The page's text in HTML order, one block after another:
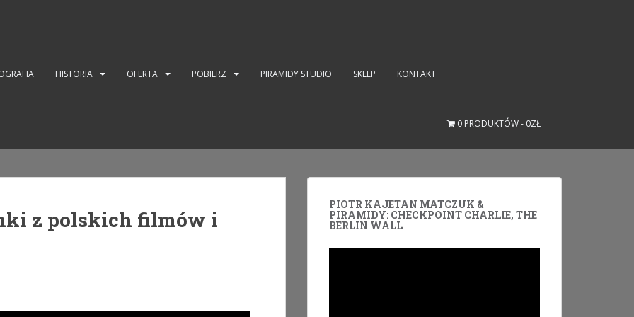
HISTORIA OFERTA POBIERZ PIRAMIDY STUDIO SKLEP KONTAKT
0 PRODUKTÓW 0ZŁ
z polskich filmów i
PIOTR KAJETAN MATCZUK &
PIRAMIDY: CHECKPOINT CHARLIE, THE
BERLIN WALL